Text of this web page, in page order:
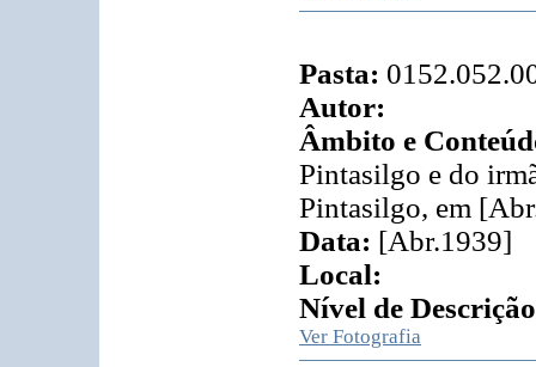
Pasta:
Autor:
Âmbito e
Pintasilgo e do
Pintasilgo, em
Data: [Abr.1939]
Local:
Nível de
Ver Fotografia